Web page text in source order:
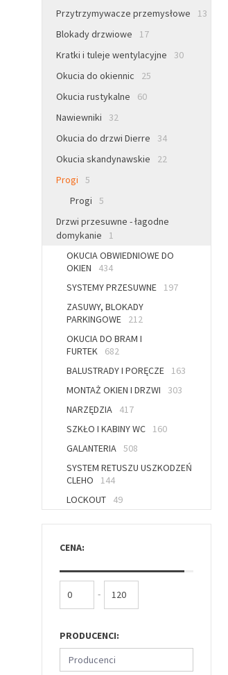
Przytrzymywacze przemysłowe
13
Blokady drzwiowe
17
Kratki i tuleje wentylacyjne
30
Okucia do okiennic
25
Okucia rustykalne
60
Nawiewniki
32
Okucia do drzwi Dierre
34
Okucia skandynawskie
22
Progi
5
Progi
5
Drzwi przesuwne - łagodne
domykanie
1
OKUCIA OBWIEDNIOWE DO
OKIEN
434
SYSTEMY PRZESUWNE
197
ZASUWY, BLOKADY
PARKINGOWE
212
OKUCIA DO BRAM I
FURTEK
682
BALUSTRADY I PORĘCZE
163
MONTAŻ OKIEN I DRZWI
303
NARZĘDZIA
417
SZKŁO I KABINY WC
160
GALANTERIA 508
SYSTEM RETUSZU USZKODZEŃ
CLEHO
144
LOCKOUT
49
CENA:
-
PRODUCENCI:
Producenci